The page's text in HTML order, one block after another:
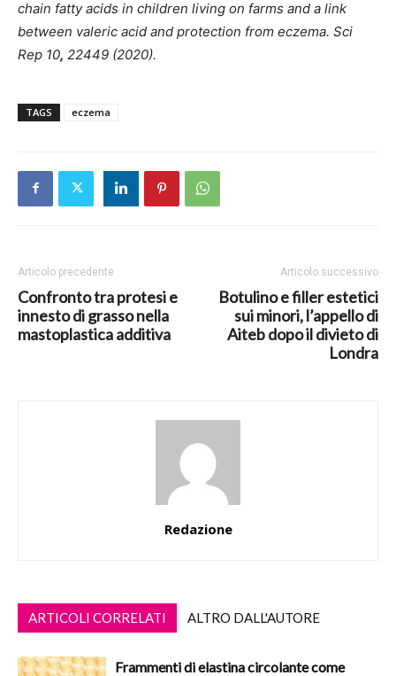
chain fatty acids in children living on farms and a link
between valeric acid and protection from eczema. Sci
Rep 10, 22449 (2020).
TAGS eczema
Articolo precedente
Confronto tra protesi e
innesto di grasso nella
mastoplastica additiva
Articolo successivo
Botulino e filler estetici
sui minori, l’appello di
Aiteb dopo il divieto di
Londra
Redazione
ARTICOLI CORRELATI ALTRO DALL'AUTORE
Frammenti di elastina circolante come